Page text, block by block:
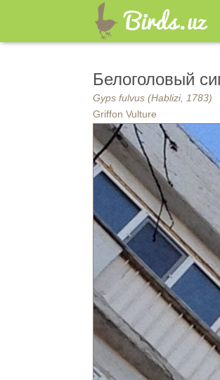
Белоголовый
Gyps fulvus (Hablizi, 1783)
Griffon Vulture